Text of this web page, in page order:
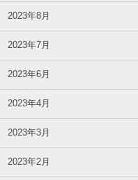
2023年8月
2023年7月
2023年6月
2023年4月
2023年3月
2023年2月